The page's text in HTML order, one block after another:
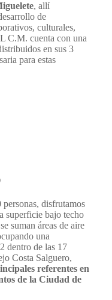
, allí
de
culturales,
C.M. cuenta con una
en sus 3
para estas
disfrutamos
superficie bajo techo
suman áreas de aire
una
dentro de las 17
Costa Salguero,
referentes en
de la Ciudad de